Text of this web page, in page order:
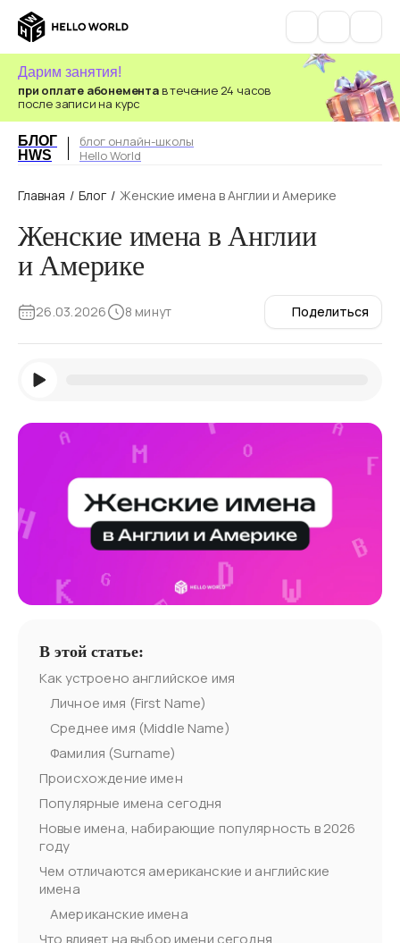
при оплате абонементав течение 24 часов
после записи на курс
Дарим занятия!
БЛОГ
HWS
блог онлайн-школы
Hello World
Главная / Блог / Женские имена в Англии и Америке
Женские имена в Англии
и Америке
26.03.2026 8 минут Поделиться
В этой статье:
Как устроено английское имя
Личное имя (First Name)
Среднее имя (Middle Name)
Фамилия (Surname)
Происхождение имен
Популярные имена сегодня
Новые имена, набирающие популярность в 2026
году
Чем отличаются американские и английские
имена
Американские имена
Что влияет на выбор имени сегодня